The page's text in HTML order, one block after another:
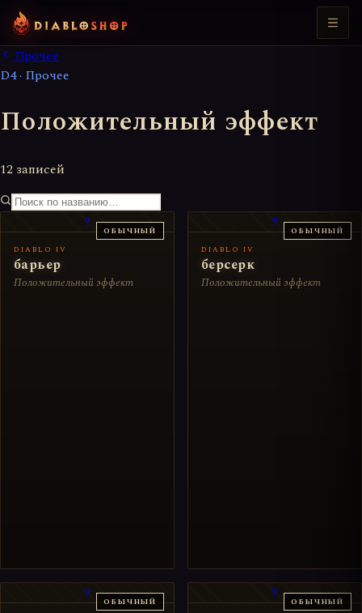
Прочее
D4 · Прочее
Положительный эффект
12 записей
ОБЫЧНЫЙ
?
DIABLO IV
барьер
Положительный эффект
ОБЫЧНЫЙ
?
DIABLO IV
берсерк
Положительный эффект
ОБЫЧНЫЙ
? ОБЫЧНЫЙ
?